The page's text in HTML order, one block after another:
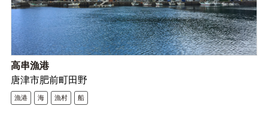
高串漁港
唐津市肥前町田野
漁港 海 漁村 船